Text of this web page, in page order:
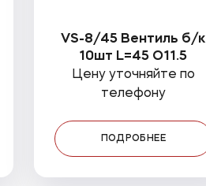
VS-8/45 Вентиль б/к
10шт L=45 O11.5
Цену уточняйте по
телефону
ПОДРОБНЕЕ